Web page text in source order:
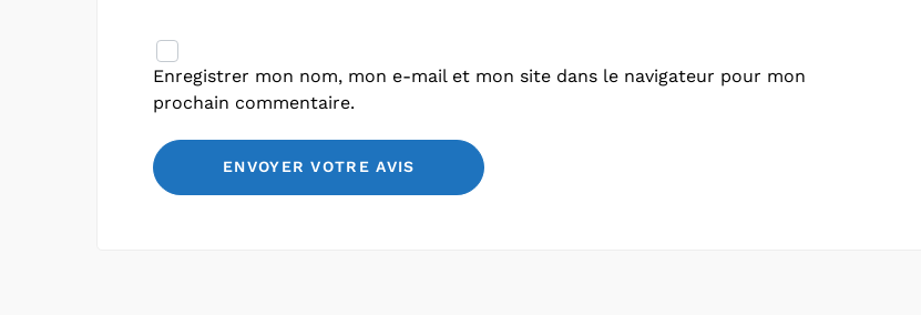
Enregistrer mon nom, mon e-mail et mon site dans le navigateur pour mon
prochain commentaire.